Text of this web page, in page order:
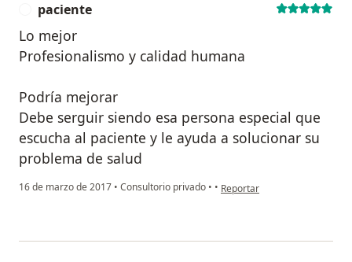
paciente
Lo mejor
Profesionalismo y calidad humana
Podría mejorar
Debe serguir siendo esa persona especial que
escucha al paciente y le ayuda a solucionar su
problema de salud
16 de marzo de 2017 • Consultorio privado • • en opinión del usuario
Reportar